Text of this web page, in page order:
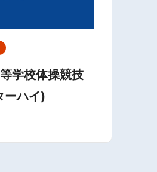
学校体操競技
ーハイ)